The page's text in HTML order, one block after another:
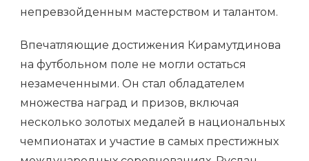
непревзойденным мастерством и талантом.
Впечатляющие достижения Кирамутдинова
на футбольном поле не могли остаться
незамеченными. Он стал обладателем
множества наград и призов, включая
несколько золотых медалей в национальных
чемпионатах и участие в самых престижных